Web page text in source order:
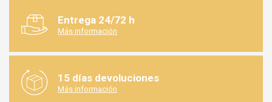
Entrega 24/72 h
Más información
15 días devoluciones
Más información